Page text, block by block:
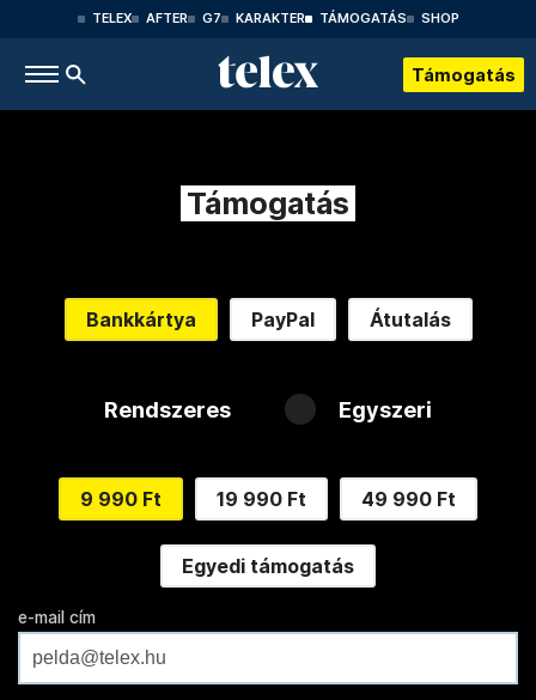
TELEX AFTER G7 KARAKTER TÁMOGATÁS SHOP
Támogatás
Támogatás
Bankkártya PayPal Átutalás
Rendszeres Egyszeri
9 990 Ft 19 990 Ft 49 990 Ft
Egyedi támogatás
e-mail cím